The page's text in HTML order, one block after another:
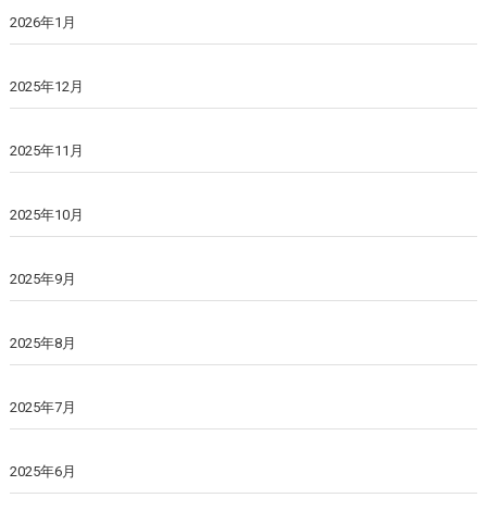
2026年1月
2025年12月
2025年11月
2025年10月
2025年9月
2025年8月
2025年7月
2025年6月